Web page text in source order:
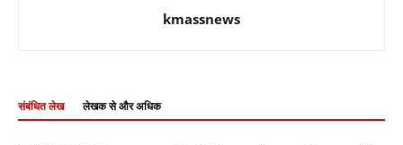
kmassnews
संबंधित लेख लेखक से और अधिक